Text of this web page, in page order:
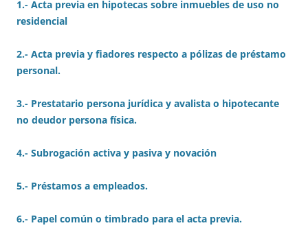
1.- Acta previa en hipotecas sobre inmuebles de uso no
residencial
2.- Acta previa y fiadores respecto a pólizas de préstamo
personal.
3.- Prestatario persona jurídica y avalista o hipotecante
no deudor persona física.
4.- Subrogación activa y pasiva y novación
5.- Préstamos a empleados.
6.- Papel común o timbrado para el acta previa.